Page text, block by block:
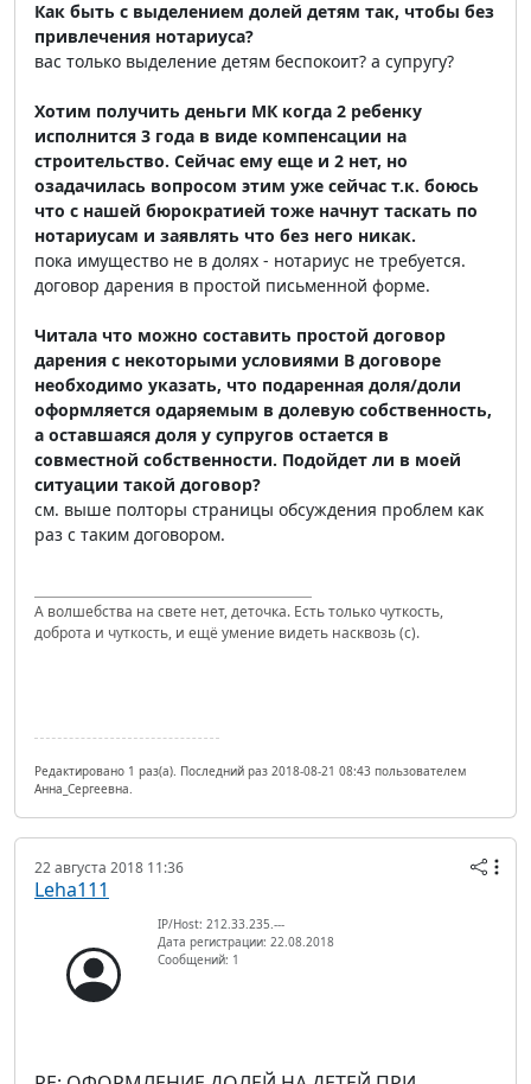
Как быть с выделением долей детям так, чтобы без
привлечения нотариуса?
вас только выделение детям беспокоит? а супругу?
Хотим получить деньги МК когда 2 ребенку
исполнится 3 года в виде компенсации на
строительство. Сейчас ему еще и 2 нет, но
озадачилась вопросом этим уже сейчас т.к. боюсь
что с нашей бюрократией тоже начнут таскать по
нотариусам и заявлять что без него никак.
пока имущество не в долях - нотариус не требуется.
договор дарения в простой письменной форме.
Читала что можно составить простой договор
дарения с некоторыми условиями В договоре
необходимо указать, что подаренная доля/доли
оформляется одаряемым в долевую собственность,
а оставшаяся доля у супругов остается в
совместной собственности. Подойдет ли в моей
ситуации такой договор?
см. выше полторы страницы обсуждения проблем как
раз с таким договором.
А волшебства на свете нет, деточка. Есть только чуткость,
доброта и чуткость, и ещё умение видеть насквозь (с).
Редактировано 1 раз(а). Последний раз 2018-08-21 08:43 пользователем
Анна_Сергеевна.
22 августа 2018 11:36
Leha111
IP/Host: 212.33.235.---
Дата регистрации: 22.08.2018
Сообщений: 1